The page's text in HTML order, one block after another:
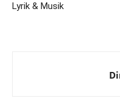
Lyrik & Musik